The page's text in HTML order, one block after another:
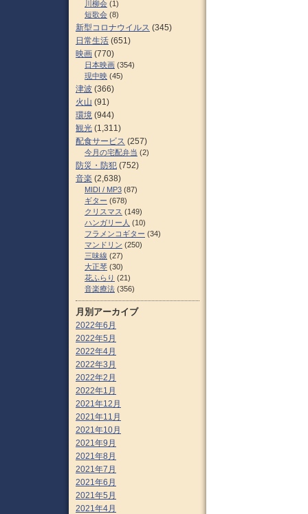
川柳会 (1)
短歌会 (8)
新型コロナウイルス (345)
日常生活 (651)
映画 (770)
日本映画 (354)
現中映 (45)
津波 (366)
火山 (91)
環境 (944)
観光 (1,311)
配食サービス (257)
今月の宅配弁当 (2)
防災・防犯 (752)
音楽 (2,638)
MIDI / MP3 (87)
ギター (678)
クリスマス (149)
ハンガリー人 (10)
フラメンコギター (34)
マンドリン (250)
三味線 (27)
大正琴 (30)
花ふらり (21)
音楽療法 (356)
月別アーカイブ
2022年6月
2022年5月
2022年4月
2022年3月
2022年2月
2022年1月
2021年12月
2021年11月
2021年10月
2021年9月
2021年8月
2021年7月
2021年6月
2021年5月
2021年4月